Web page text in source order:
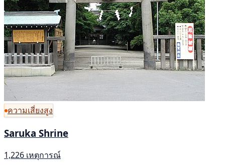
ความเสี่ยงสูง
Saruka Shrine
1,226 เหตุการณ์